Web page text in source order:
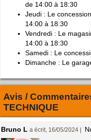
de 14:00 à 18:30
Jeudi : Le
14:00 à 18:30
Vendredi : Le
14:00 à 18:30
Samedi : Le
Dimanche : Le
Avis /
TECHNIQUE
Bruno L a écrit, 16/05/2024 |